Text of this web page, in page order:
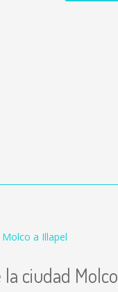
Molco a Illapel
ciudad Molco